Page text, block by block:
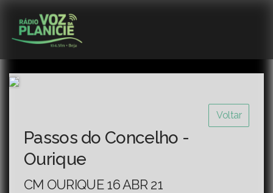
Voltar
Passos do Concelho -
Ourique
CM OURIQUE 16 ABR 21